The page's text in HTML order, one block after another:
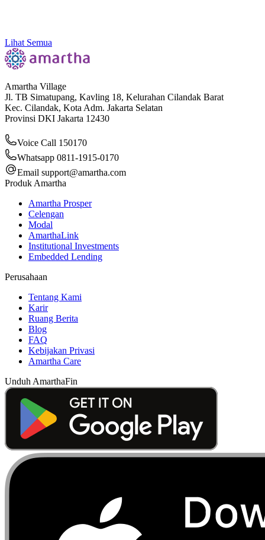
Lihat Semua
Amartha Village
Jl. TB Simatupang, Kavling 18, Kelurahan Cilandak Barat
Kec. Cilandak, Kota Adm. Jakarta Selatan
Provinsi DKI Jakarta 12430
Voice Call 150170
Whatsapp 0811-1915-0170
Email support@amartha.com
Produk Amartha
Amartha Prosper
Celengan
Modal
AmarthaLink
Institutional Investments
Embedded Lending
Perusahaan
Tentang Kami
Karir
Ruang Berita
Blog
FAQ
Kebijakan Privasi
Amartha Care
Unduh AmarthaFin